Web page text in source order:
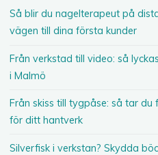
Så blir du nagelterapeut på
vägen till dina första kunder
Från verkstad till video: så
i Malmö
Från skiss till tygpåse: så tar
för ditt hantverk
Silverfisk i verkstan? Skydda